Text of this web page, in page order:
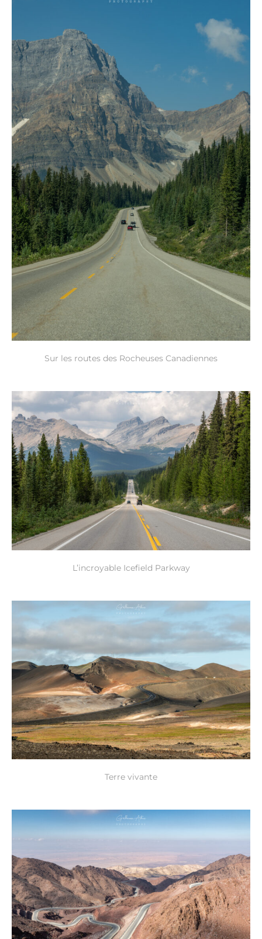
Sur les routes des Rocheuses Canadiennes
L’incroyable Icefield Parkway
Terre vivante